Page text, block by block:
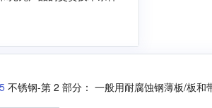
不锈钢-第 2 部分： 一般用耐腐蚀钢薄板/板和